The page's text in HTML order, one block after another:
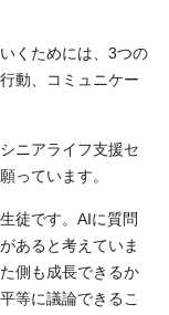
くためには、3つの
動、コミュニケー
ニアライフ支援セ
っています。
徒です。AIに質問
あると考えていま
側も成長できるか
等に議論できるこ